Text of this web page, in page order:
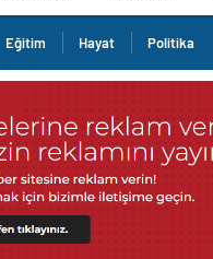
Eğitim Hayat Politika